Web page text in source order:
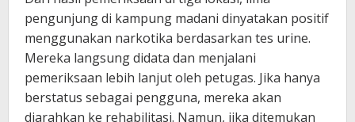
pengunjung di kampung madani dinyatakan positif
menggunakan narkotika berdasarkan tes urine.
Mereka langsung didata dan menjalani
pemeriksaan lebih lanjut oleh petugas. Jika hanya
berstatus sebagai pengguna, mereka akan
diarahkan ke rehabilitasi. Namun, jika ditemukan